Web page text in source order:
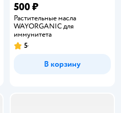
500 ₽
Растительные масла
WAYORGANIC для
иммунитета
Рейтинг:
5
В корзину